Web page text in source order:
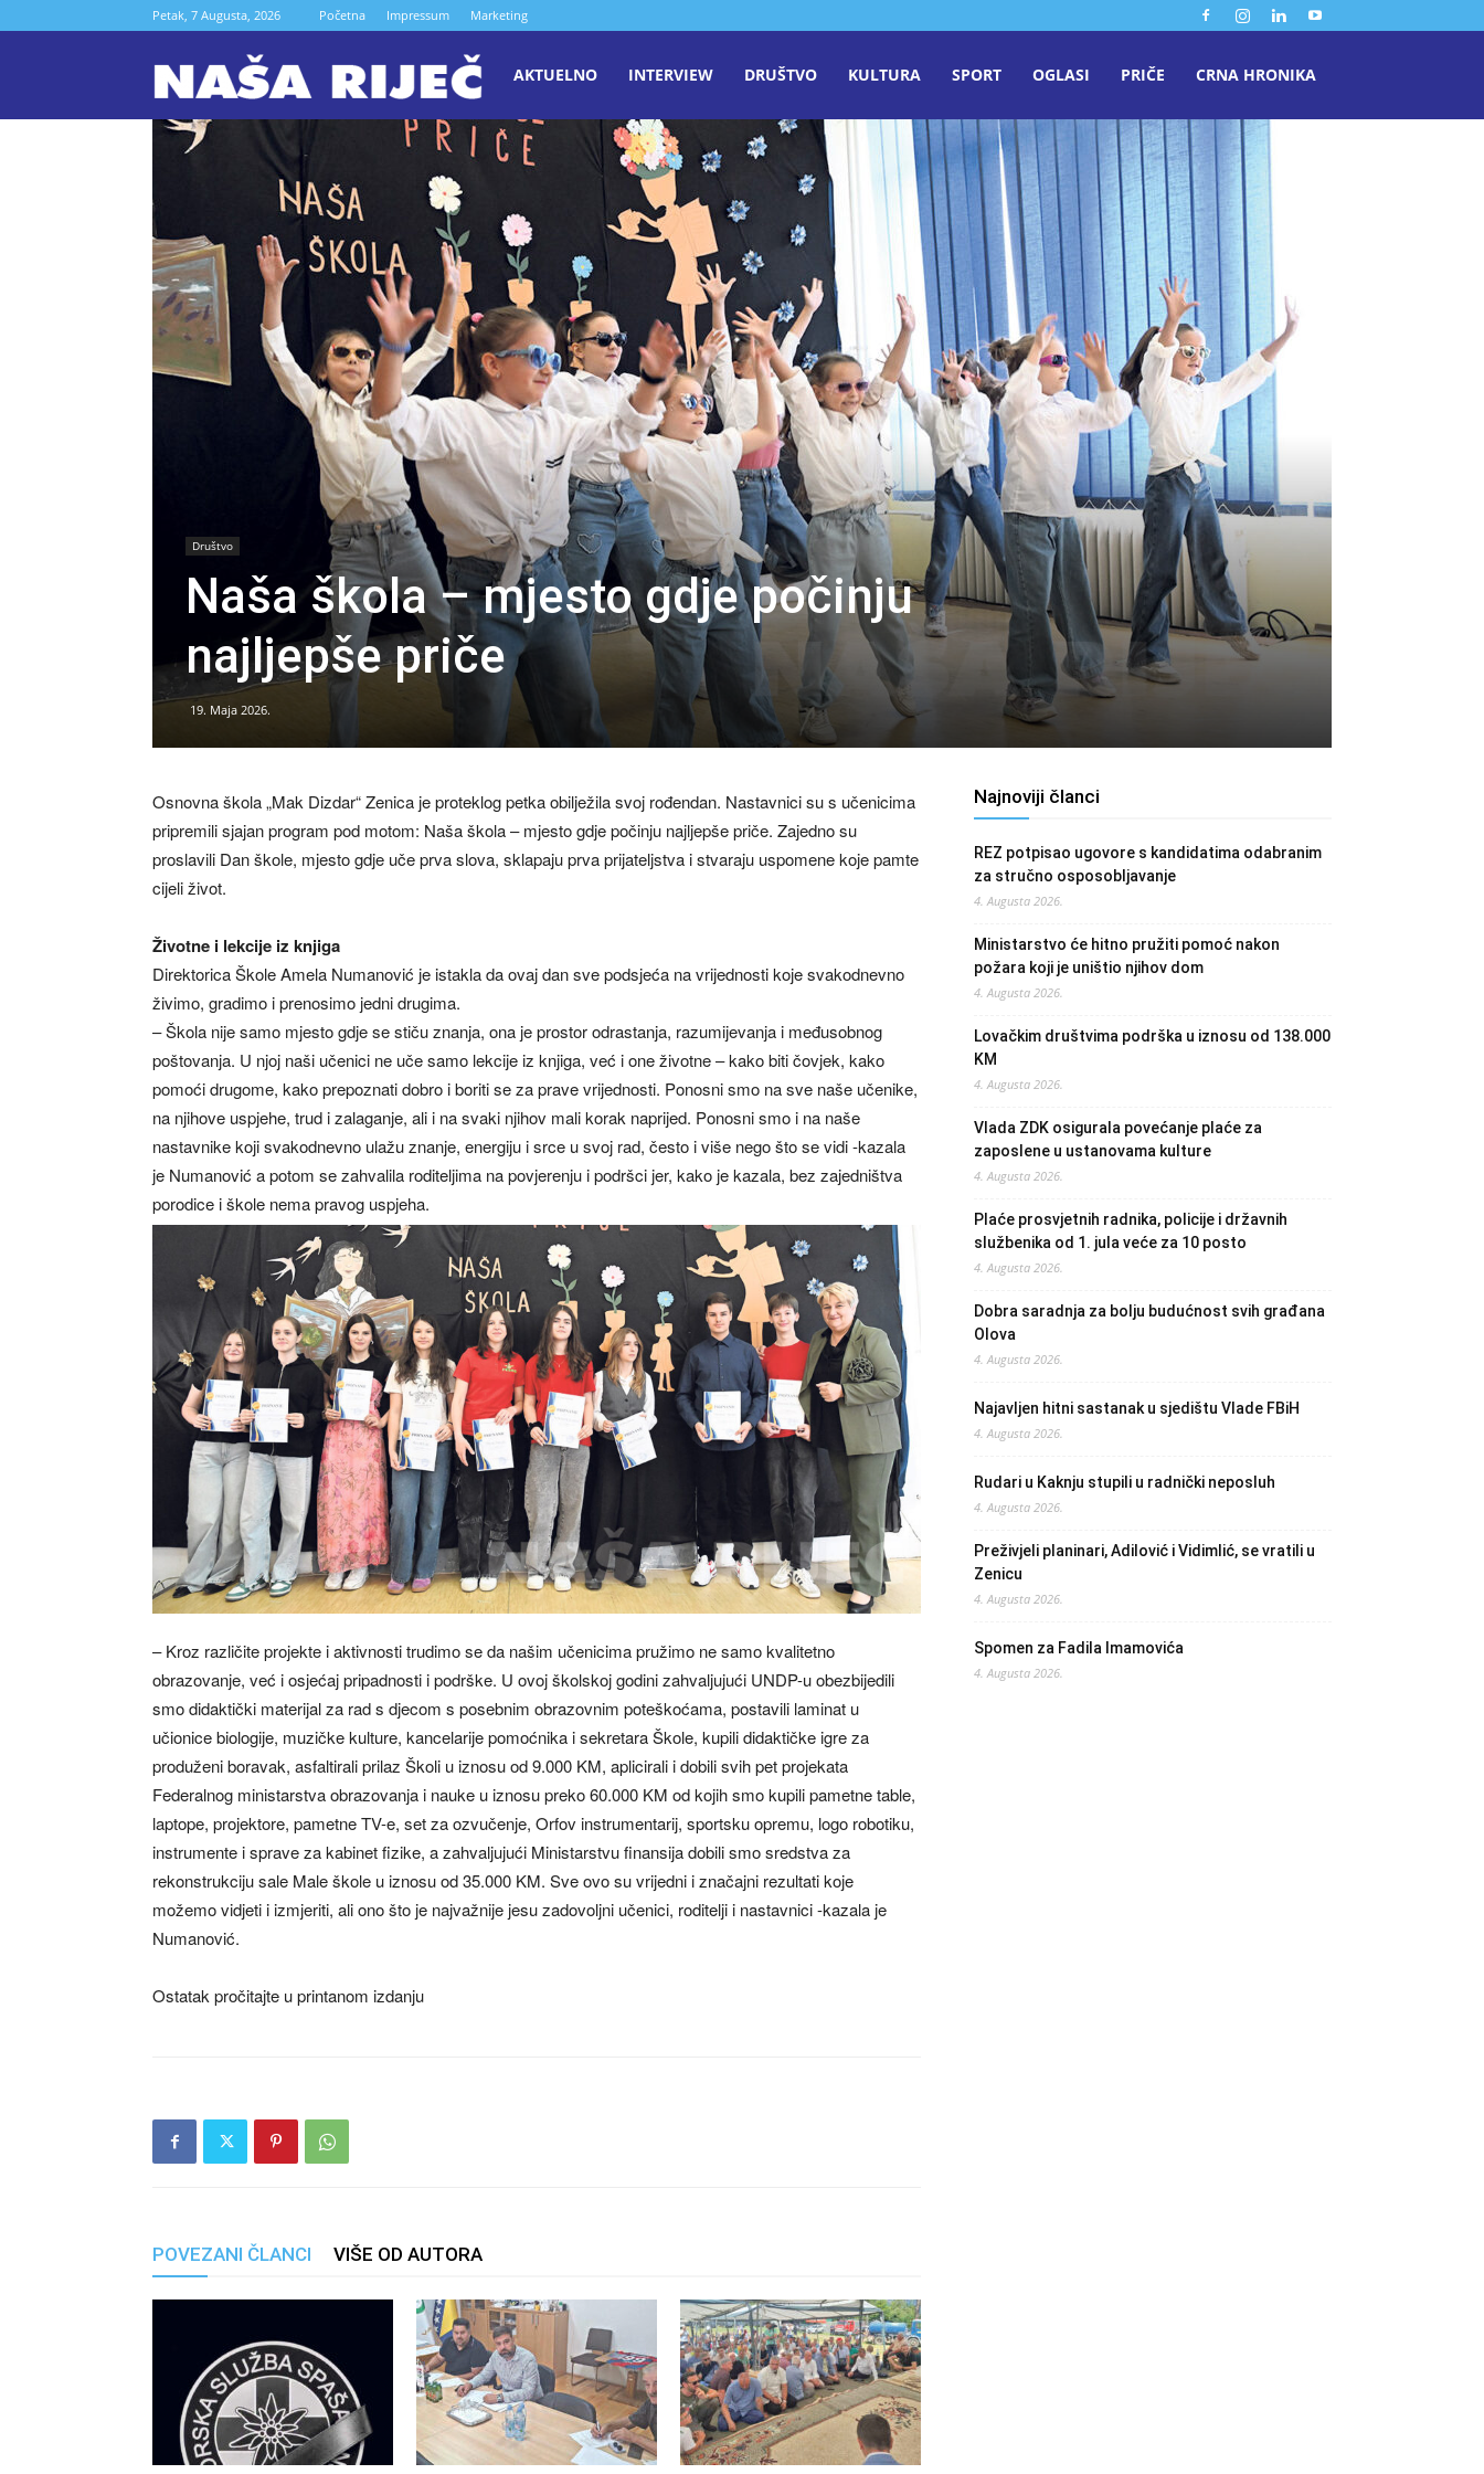
Petak, 7 Augusta, 2026 Početna Impressum Marketing
Naša
riječ
Zenica
AKTUELNO INTERVIEW DRUŠTVO KULTURA SPORT OGLASI PRIČE CRNA HRONIKA
Društvo
Naša škola – mjesto gdje počinju
najljepše priče
19. Maja 2026.
Osnovna škola „Mak Dizdar“ Zenica je proteklog petka obilježila svoj rođendan. Nastavnici su s učenicima
pripremili sjajan program pod motom: Naša škola – mjesto gdje počinju najljepše priče. Zajedno su
proslavili Dan škole, mjesto gdje uče prva slova, sklapaju prva prijateljstva i stvaraju uspomene koje pamte
cijeli život.
Životne i lekcije iz knjiga
Direktorica Škole Amela Numanović je istakla da ovaj dan sve podsjeća na vrijednosti koje svakodnevno
živimo, gradimo i prenosimo jedni drugima.
– Škola nije samo mjesto gdje se stiču znanja, ona je prostor odrastanja, razumijevanja i međusobnog
poštovanja. U njoj naši učenici ne uče samo lekcije iz knjiga, već i one životne – kako biti čovjek, kako
pomoći drugome, kako prepoznati dobro i boriti se za prave vrijednosti. Ponosni smo na sve naše učenike,
na njihove uspjehe, trud i zalaganje, ali i na svaki njihov mali korak naprijed. Ponosni smo i na naše
nastavnike koji svakodnevno ulažu znanje, energiju i srce u svoj rad, često i više nego što se vidi -kazala
je Numanović a potom se zahvalila roditeljima na povjerenju i podršci jer, kako je kazala, bez zajedništva
porodice i škole nema pravog uspjeha.
– Kroz različite projekte i aktivnosti trudimo se da našim učenicima pružimo ne samo kvalitetno
obrazovanje, već i osjećaj pripadnosti i podrške. U ovoj školskoj godini zahvaljujući UNDP-u obezbijedili
smo didaktički materijal za rad s djecom s posebnim obrazovnim poteškoćama, postavili laminat u
učionice biologije, muzičke kulture, kancelarije pomoćnika i sekretara Škole, kupili didaktičke igre za
produženi boravak, asfaltirali prilaz Školi u iznosu od 9.000 KM, aplicirali i dobili svih pet projekata
Federalnog ministarstva obrazovanja i nauke u iznosu preko 60.000 KM od kojih smo kupili pametne table,
laptope, projektore, pametne TV-e, set za ozvučenje, Orfov instrumentarij, sportsku opremu, logo robotiku,
instrumente i sprave za kabinet fizike, a zahvaljujući Ministarstvu finansija dobili smo sredstva za
rekonstrukciju sale Male škole u iznosu od 35.000 KM. Sve ovo su vrijedni i značajni rezultati koje
možemo vidjeti i izmjeriti, ali ono što je najvažnije jesu zadovoljni učenici, roditelji i nastavnici -kazala je
Numanović.
Ostatak pročitajte u printanom izdanju
POVEZANI ČLANCI VIŠE OD AUTORA
Najnoviji članci
REZ potpisao ugovore s kandidatima odabranim
za stručno osposobljavanje
4. Augusta 2026.
Ministarstvo će hitno pružiti pomoć nakon
požara koji je uništio njihov dom
4. Augusta 2026.
Lovačkim društvima podrška u iznosu od 138.000
KM
4. Augusta 2026.
Vlada ZDK osigurala povećanje plaće za
zaposlene u ustanovama kulture
4. Augusta 2026.
Plaće prosvjetnih radnika, policije i državnih
službenika od 1. jula veće za 10 posto
4. Augusta 2026.
Dobra saradnja za bolju budućnost svih građana
Olova
4. Augusta 2026.
Najavljen hitni sastanak u sjedištu Vlade FBiH
4. Augusta 2026.
Rudari u Kaknju stupili u radnički neposluh
4. Augusta 2026.
Preživjeli planinari, Adilović i Vidimlić, se vratili u
Zenicu
4. Augusta 2026.
Spomen za Fadila Imamovića
4. Augusta 2026.